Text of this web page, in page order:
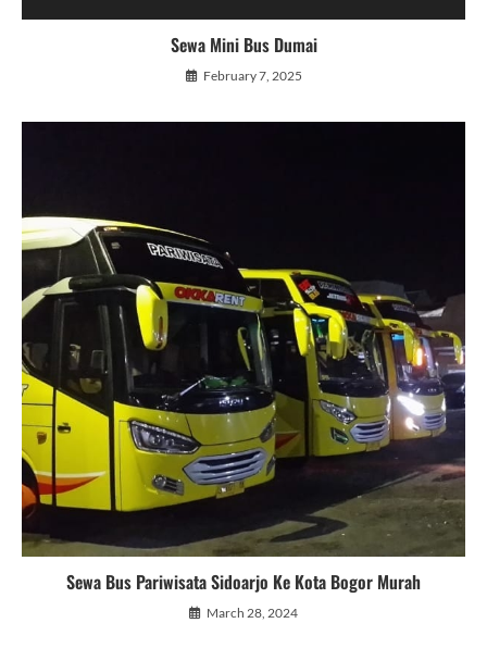
Sewa Mini Bus Dumai
February 7, 2025
Sewa Bus Pariwisata Sidoarjo Ke Kota Bogor Murah
March 28, 2024